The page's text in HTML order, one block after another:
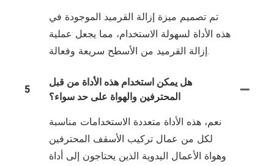
تم تصميم ميزة إزالة القرميد الموجودة في
هذه الأداة لسهولة الاستخدام، مما يجعل عملية
إزالة القرميد من الأسطح سريعة وفعالة.
5
هل يمكن استخدام هذه الأداة من قبل
المحترفين والهواة على حد سواء؟
نعم، هذه الأداة متعددة الاستخدامات مناسبة
لكل من عمال تركيب الأسقف المحترفين
وهواة الأعمال اليدوية الذين يحتاجون إلى أداة